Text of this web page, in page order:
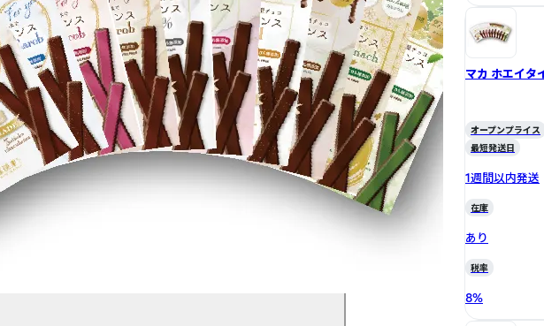
マカ ホエイタ
オープンプライス
最短発送日
1週間以内発送
在庫
あり
税率
8%